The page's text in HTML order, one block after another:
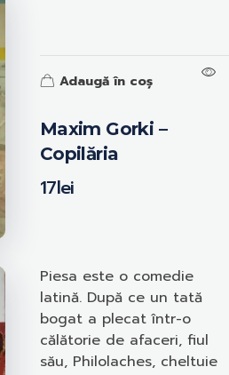
Maxim Gorki –
Copilăria
17lei
Adaugă în coș
Piesa este o comedie
latină. După ce un tată
bogat a plecat într-o
călătorie de afaceri, fiul
său, Philolaches, cheltuie